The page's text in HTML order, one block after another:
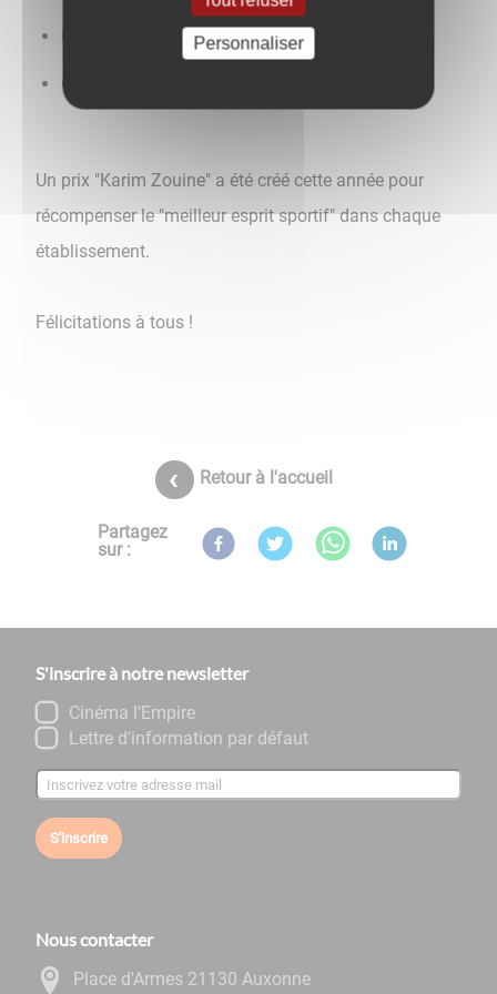
Gaston Roussel
Un prix "Karim Zouine" a été créé cette année pour
récompenser le "meilleur esprit sportif" dans chaque
établissement.
Félicitations à tous !
Retour à l'accueil
Partagez
sur :
S'inscrire à notre newsletter
Cinéma l'Empire
Lettre d'information par défaut
S'inscrire
Nous contacter
Place d'Armes 21130 Auxonne
Personnaliser